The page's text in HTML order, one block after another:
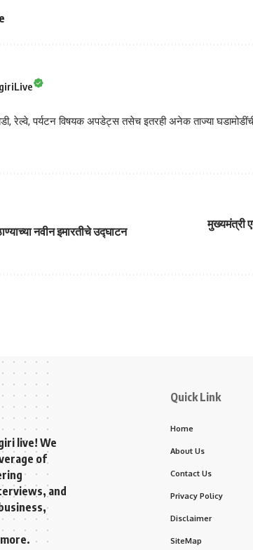
रेल्वे, पर्यटन विषयक अपडेट्स तसेच इतरही अनेक ताज्या घडामोडींची
नवीन इमारतीचे उद्घाटन
मुख्यमंत्री
live! We
of
and
Quick Link
Home
About Us
Contact Us
Privacy Policy
Disclaimer
SiteMap